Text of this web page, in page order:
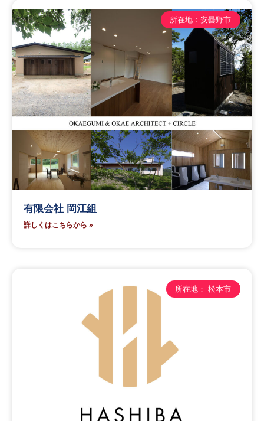
所在地：安曇野市
有限会社 岡江組
詳しくはこちらから »
所在地： 松本市